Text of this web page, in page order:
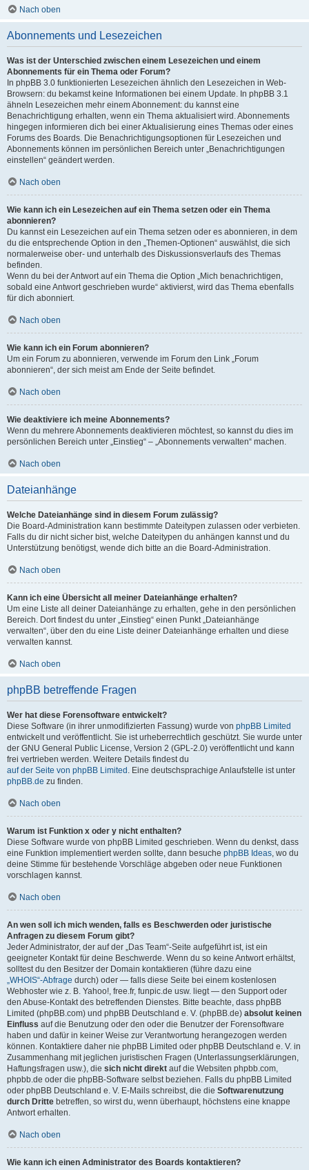
Nach oben
Abonnements und Lesezeichen
Was ist der Unterschied zwischen einem Lesezeichen und einem
Abonnements für ein Thema oder Forum?
In phpBB 3.0 funktionierten Lesezeichen ähnlich den Lesezeichen in Web-
Browsern: du bekamst keine Informationen bei einem Update. In phpBB 3.1
ähneln Lesezeichen mehr einem Abonnement: du kannst eine
Benachrichtigung erhalten, wenn ein Thema aktualisiert wird. Abonnements
hingegen informieren dich bei einer Aktualisierung eines Themas oder eines
Forums des Boards. Die Benachrichtigungsoptionen für Lesezeichen und
Abonnements können im persönlichen Bereich unter „Benachrichtigungen
einstellen“ geändert werden.
Nach oben
Wie kann ich ein Lesezeichen auf ein Thema setzen oder ein Thema
abonnieren?
Du kannst ein Lesezeichen auf ein Thema setzen oder es abonnieren, in dem
du die entsprechende Option in den „Themen-Optionen“ auswählst, die sich
normalerweise ober- und unterhalb des Diskussionsverlaufs des Themas
befinden.
Wenn du bei der Antwort auf ein Thema die Option „Mich benachrichtigen,
sobald eine Antwort geschrieben wurde“ aktivierst, wird das Thema ebenfalls
für dich abonniert.
Nach oben
Wie kann ich ein Forum abonnieren?
Um ein Forum zu abonnieren, verwende im Forum den Link „Forum
abonnieren“, der sich meist am Ende der Seite befindet.
Nach oben
Wie deaktiviere ich meine Abonnements?
Wenn du mehrere Abonnements deaktivieren möchtest, so kannst du dies im
persönlichen Bereich unter „Einstieg“ – „Abonnements verwalten“ machen.
Nach oben
Dateianhänge
Welche Dateianhänge sind in diesem Forum zulässig?
Die Board-Administration kann bestimmte Dateitypen zulassen oder verbieten.
Falls du dir nicht sicher bist, welche Dateitypen du anhängen kannst und du
Unterstützung benötigst, wende dich bitte an die Board-Administration.
Nach oben
Kann ich eine Übersicht all meiner Dateianhänge erhalten?
Um eine Liste all deiner Dateianhänge zu erhalten, gehe in den persönlichen
Bereich. Dort findest du unter „Einstieg“ einen Punkt „Dateianhänge
verwalten“, über den du eine Liste deiner Dateianhänge erhalten und diese
verwalten kannst.
Nach oben
phpBB betreffende Fragen
Wer hat diese Forensoftware entwickelt?
Diese Software (in ihrer unmodifizierten Fassung) wurde von phpBB Limited
entwickelt und veröffentlicht. Sie ist urheberrechtlich geschützt. Sie wurde unter
der GNU General Public License, Version 2 (GPL-2.0) veröffentlicht und kann
frei vertrieben werden. Weitere Details findest du
auf der Seite von phpBB Limited . Eine deutschsprachige Anlaufstelle ist unter
phpBB.de zu finden.
Nach oben
Warum ist Funktion x oder y nicht enthalten?
Diese Software wurde von phpBB Limited geschrieben. Wenn du denkst, dass
eine Funktion implementiert werden sollte, dann besuche phpBB Ideas, wo du
deine Stimme für bestehende Vorschläge abgeben oder neue Funktionen
vorschlagen kannst.
Nach oben
An wen soll ich mich wenden, falls es Beschwerden oder juristische
Anfragen zu diesem Forum gibt?
Jeder Administrator, der auf der „Das Team“-Seite aufgeführt ist, ist ein
geeigneter Kontakt für deine Beschwerde. Wenn du so keine Antwort erhältst,
solltest du den Besitzer der Domain kontaktieren (führe dazu eine
„WHOIS“-Abfrage durch) oder — falls diese Seite bei einem kostenlosen
Webhoster wie z. B. Yahoo!, free.fr, funpic.de usw. liegt — den Support oder
den Abuse-Kontakt des betreffenden Dienstes. Bitte beachte, dass phpBB
Limited (phpBB.com) und phpBB Deutschland e. V. (phpBB.de) absolut keinen
Einfluss auf die Benutzung oder den oder die Benutzer der Forensoftware
haben und dafür in keiner Weise zur Verantwortung herangezogen werden
können. Kontaktiere daher nie phpBB Limited oder phpBB Deutschland e. V. in
Zusammenhang mit jeglichen juristischen Fragen (Unterlassungserklärungen,
Haftungsfragen usw.), die sich nicht direkt auf die Websiten phpbb.com,
phpbb.de oder die phpBB-Software selbst beziehen. Falls du phpBB Limited
oder phpBB Deutschland e. V. E-Mails schreibst, die die Softwarenutzung
durch Dritte betreffen, so wirst du, wenn überhaupt, höchstens eine knappe
Antwort erhalten.
Nach oben
Wie kann ich einen Administrator des Boards kontaktieren?